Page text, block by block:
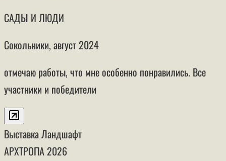
САДЫ И ЛЮДИ
Сокольники, август 2024
отмечаю работы, что мне особенно понравились. Все
участники и победители
ВыставкаЛандшафт
АРХТРОПА 2026